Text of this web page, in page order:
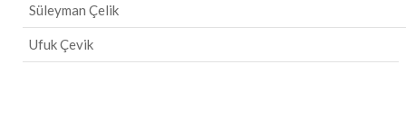
Süleyman Çelik
Ufuk Çevik